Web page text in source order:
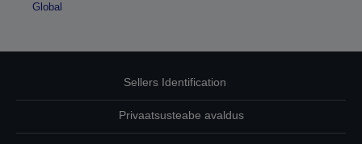
Global
Sellers Identification
Privaatsusteabe avaldus